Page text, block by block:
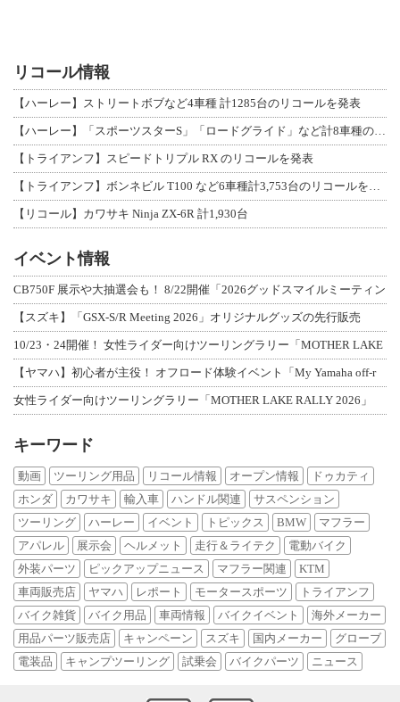
リコール情報
【ハーレー】ストリートボブなど4車種 計1285台のリコールを発表
【ハーレー】「スポーツスターS」「ロードグライド」など計8車種のリコールを発表
【トライアンフ】スピードトリプル RX のリコールを発表
【トライアンフ】ボンネビル T100 など6車種計3,753台のリコールを発表
【リコール】カワサキ Ninja ZX-6R 計1,930台
イベント情報
CB750F 展示や大抽選会も！ 8/22開催「2026グッドスマイルミーティン
【スズキ】「GSX-S/R Meeting 2026」オリジナルグッズの先行販売
10/23・24開催！ 女性ライダー向けツーリングラリー「MOTHER LAKE
【ヤマハ】初心者が主役！ オフロード体験イベント「My Yamaha off-r
女性ライダー向けツーリングラリー「MOTHER LAKE RALLY 2026」
キーワード
動画 ツーリング用品 リコール情報 オープン情報
ドゥカティ
ホンダ
カワサキ 輸入車 ハンドル関連
サスペンション
ツーリング
ハーレー イベント トピックス BMW
マフラー
アパレル
展示会 ヘルメット 走行＆ライテク
電動バイク
外装パーツ
ピックアップニュース マフラー関連
KTM
車両販売店
ヤマハ レポート モータースポーツ
トライアンフ
バイク雑貨
バイク用品 車両情報 バイクイベント
海外メーカー
用品パーツ販売店
キャンペーン スズキ 国内メーカー
グローブ
電装品
キャンプツーリング 試乗会 バイクパーツ ニュース